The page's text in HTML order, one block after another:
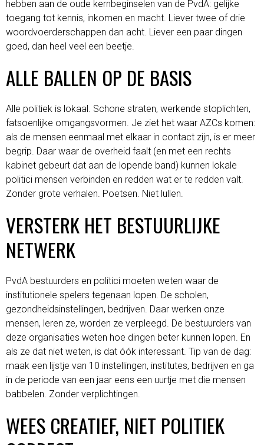
hebben aan de oude kernbeginselen van de PvdA: gelijke
toegang tot kennis, inkomen en macht. Liever twee of drie
woordvoerderschappen dan acht. Liever een paar dingen
goed, dan heel veel een beetje.
ALLE BALLEN OP DE BASIS
Alle politiek is lokaal. Schone straten, werkende stoplichten,
fatsoenlijke omgangsvormen. Je ziet het waar AZCs komen:
als de mensen eenmaal met elkaar in contact zijn, is er meer
begrip. Daar waar de overheid faalt (en met een rechts
kabinet gebeurt dat aan de lopende band) kunnen lokale
politici mensen verbinden en redden wat er te redden valt.
Zonder grote verhalen. Poetsen. Niet lullen.
VERSTERK HET BESTUURLIJKE
NETWERK
PvdA bestuurders en politici moeten weten waar de
institutionele spelers tegenaan lopen. De scholen,
gezondheidsinstellingen, bedrijven. Daar werken onze
mensen, leren ze, worden ze verpleegd. De bestuurders van
deze organisaties weten hoe dingen beter kunnen lopen. En
als ze dat niet weten, is dat óók interessant. Tip van de dag:
maak een lijstje van 10 instellingen, institutes, bedrijven en ga
in de periode van een jaar eens een uurtje met die mensen
babbelen. Zonder verplichtingen.
WEES CREATIEF, NIET POLITIEK